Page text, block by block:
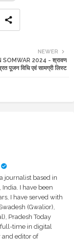
NEWER
SOMWAR 2024 - श्रावण
पूजन विधि एवं सामग्री लिस्ट
journalist based in
I have been
I have served with
(Gwalior),
Pradesh Today
time in digital
editor of